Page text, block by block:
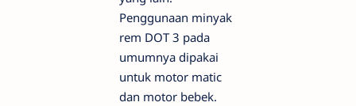
Penggunaan minyak
rem DOT 3 pada
umumnya dipakai
untuk motor matic
dan motor bebek.